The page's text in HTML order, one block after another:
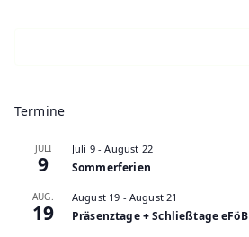
Termine
JULI
9
Juli 9-August 22
Sommerferien
AUG.
19
August 19 - August 21
Präsenztage + Schließtage eFöB